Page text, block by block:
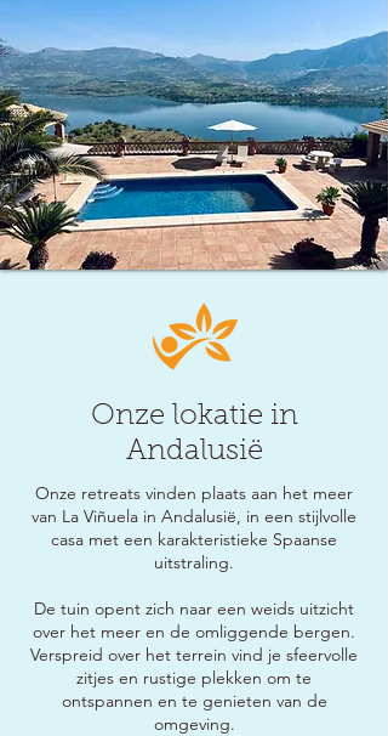
Onze lokatie in
Andalusië
Onze retreats vinden plaats aan het meer
van La Viñuela in Andalusië, in een stijlvolle
casa met een karakteristieke Spaanse
uitstraling.
De tuin opent zich naar een weids uitzicht
over het meer en de omliggende bergen.
Verspreid over het terrein vind je sfeervolle
zitjes en rustige plekken om te
ontspannen en te genieten van de
omgeving.